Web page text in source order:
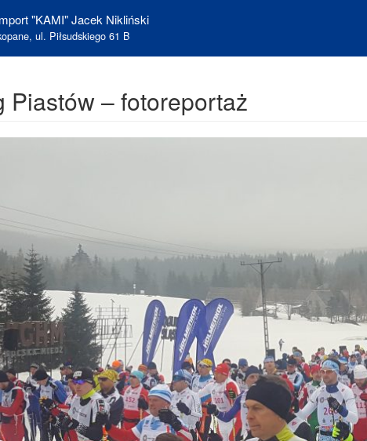
"KAMI" Jacek Nikliński
ul. Piłsudskiego 61 B
Piastów – fotoreportaż